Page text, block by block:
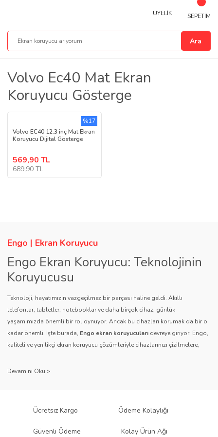
Ara
ÜYELİK SEPETİM
Volvo Ec40 Mat Ekran
Koruyucu Gösterge
Volvo EC40 12.3 inç Mat Ekran
Koruyucu Dijital Gösterge
569,90 TL
689,90 TL
%17
Engo | Ekran Koruyucu
Engo Ekran Koruyucu: Teknolojinin
Koruyucusu
Teknoloji, hayatımızın vazgeçilmez bir parçası haline geldi. Akıllı
telefonlar, tabletler, notebooklar ve daha birçok cihaz, günlük
yaşamımızda önemli bir rol oynuyor. Ancak bu cihazları korumak da bir o
kadar önemli. İşte burada, Engo ekran koruyucuları devreye giriyor. Engo,
kaliteli ve yenilikçi ekran koruyucu çözümleriyle cihazlarınızı çizilmelere,
sağlıyor.
Engo ekran koruyucuları
, uzun yıllara dayanan tecrübesi ve teknolojiye
ürününü titiz bir kalite kontrol sürecinden geçirir. Kullanıcı dostu tasarımı
Ücretsiz Kargo Ödeme Kolaylığı
Güvenli Ödeme Kolay Ürün Ağı